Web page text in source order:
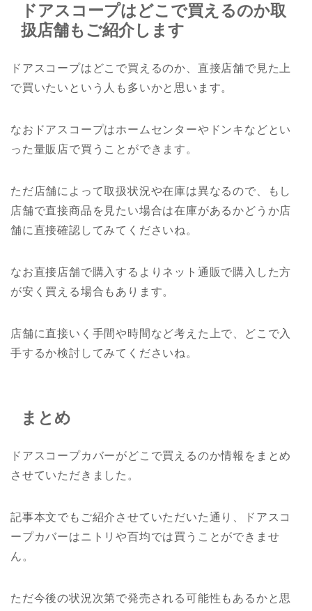
ドアスコープはどこで買えるのか取
扱店舗もご紹介します
ドアスコープはどこで買えるのか、直接店舗で見た上
で買いたいという人も多いかと思います。
なおドアスコープはホームセンターやドンキなどとい
った量販店で買うことができます。
ただ店舗によって取扱状況や在庫は異なるので、もし
店舗で直接商品を見たい場合は在庫があるかどうか店
舗に直接確認してみてくださいね。
なお直接店舗で購入するよりネット通販で購入した方
が安く買える場合もあります。
店舗に直接いく手間や時間など考えた上で、どこで入
手するか検討してみてくださいね。
まとめ
ドアスコープカバーがどこで買えるのか情報をまとめ
させていただきました。
記事本文でもご紹介させていただいた通り、ドアスコ
ープカバーはニトリや百均では買うことができませ
ん。
ただ今後の状況次第で発売される可能性もあるかと思